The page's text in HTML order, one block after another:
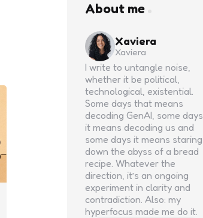
About me
Xaviera
Xaviera
I write to untangle noise,
whether it be political,
technological, existential.
Some days that means
decoding GenAI, some days
it means decoding us and
some days it means staring
down the abyss of a bread
recipe. Whatever the
direction, it’s an ongoing
experiment in clarity and
contradiction. Also: my
hyperfocus made me do it.